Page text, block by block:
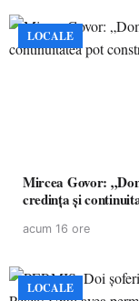
LOCALE
Mircea Govor:
credința și
acum 16 ore
LOCALE